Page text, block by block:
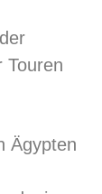
Touren
Ägypten